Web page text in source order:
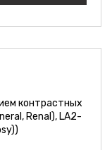
контрастных
Renal), LA2-